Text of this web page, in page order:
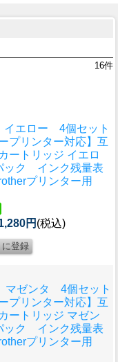
16件
エロー 4個セット
プリンター対応】互
ートリッジ イエロ
ク インク残量表
プリンター用
円 (税込)
マゼンタ 4個セット
プリンター対応】互
ートリッジ マゼン
ク インク残量表
プリンター用